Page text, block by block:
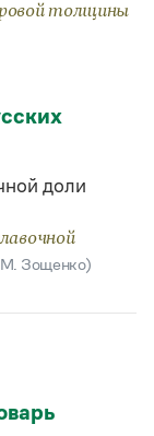
доли
Зощенко)
толщины